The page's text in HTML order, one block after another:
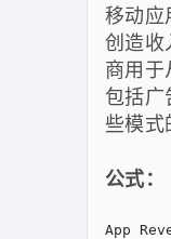
移动应
创造收
商用于
包括广
些模式
公式：
App